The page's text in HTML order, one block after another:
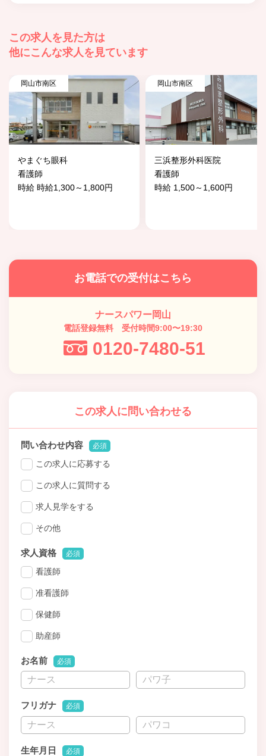
この求人を見た方は
他にこんな求人を見ています
岡山市南区
やまぐち眼科
看護師
時給 時給1,300～1,800円
岡山市南区
三浜整形外科医院
看護師
時給 1,500～1,600円
お電話での受付はこちら
ナースパワー岡山
電話登録無料 受付時間9:00〜19:30
0120-7480-51
この求人に問い合わせる
問い合わせ内容 必須
この求人に応募する
この求人に質問する
求人見学をする
その他
求人資格 必須
看護師
准看護師
保健師
助産師
お名前 必須
フリガナ 必須
生年月日 必須